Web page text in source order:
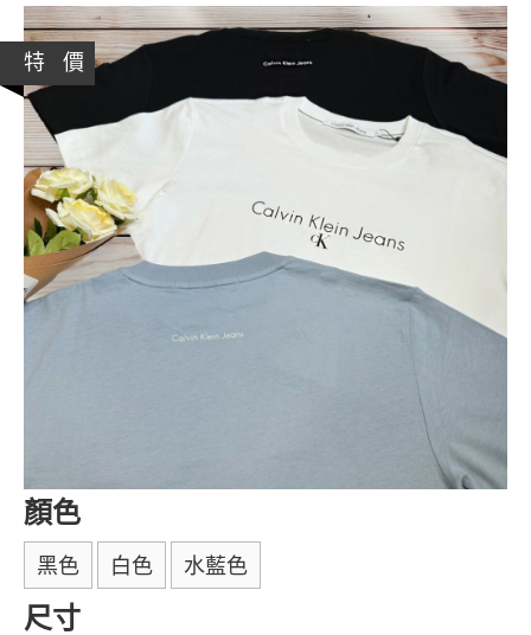
特 價
顏色
黑色 白色 水藍色
尺寸